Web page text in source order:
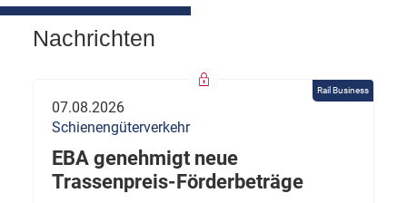
Nachrichten
Rail Business
07.08.2026
Schienengüterverkehr
EBA genehmigt neue
Trassenpreis-Förderbeträge